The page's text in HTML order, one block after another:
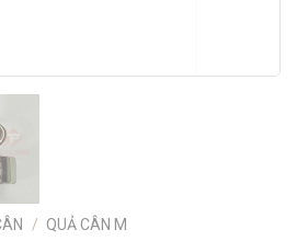
/ QUẢ CÂN M